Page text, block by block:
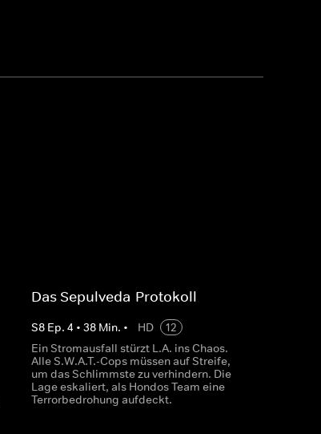
Das Sepulveda-Protokoll
S8 Ep. 4 • 38Min. • HD
12
Ein Stromausfall stürzt L.A. ins Chaos.
Alle S.W.A.T.-Cops müssen auf Streife,
um das Schlimmste zu verhindern. Die
Lage eskaliert, als Hondos Team eine
Terrorbedrohung aufdeckt.